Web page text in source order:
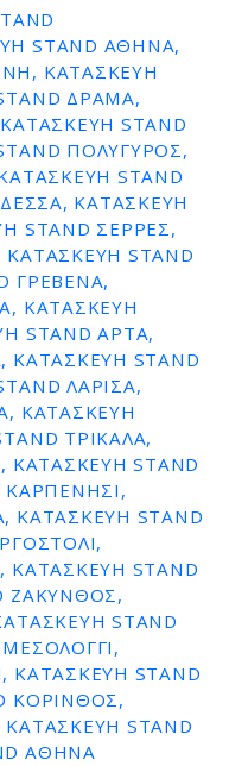
STAND ΑΘΗΝΑ,
ΚΑΤΑΣΚΕΥΗ
ΔΡΑΜΑ,
STAND
ΠΟΛΥΓΥΡΟΣ,
STAND
ΚΑΤΑΣΚΕΥΗ
STAND ΣΕΡΡΕΣ,
STAND
ΓΡΕΒΕΝΑ,
ΚΑΤΑΣΚΕΥΗ
STAND ΑΡΤΑ,
ΚΑΤΑΣΚΕΥΗ STAND
ΛΑΡΙΣΑ,
ΚΑΤΑΣΚΕΥΗ
ΤΡΙΚΑΛΑ,
ΚΑΤΑΣΚΕΥΗ STAND
ΚΑΡΠΕΝΗΣΙ,
ΚΑΤΑΣΚΕΥΗ STAND
ΚΑΤΑΣΚΕΥΗ STAND
ΖΑΚΥΝΘΟΣ,
STAND
ΚΑΤΑΣΚΕΥΗ STAND
ΚΟΡΙΝΘΟΣ,
STAND
ΑΘΗΝΑ